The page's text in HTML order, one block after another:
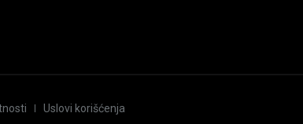
Uslovi korišćenja